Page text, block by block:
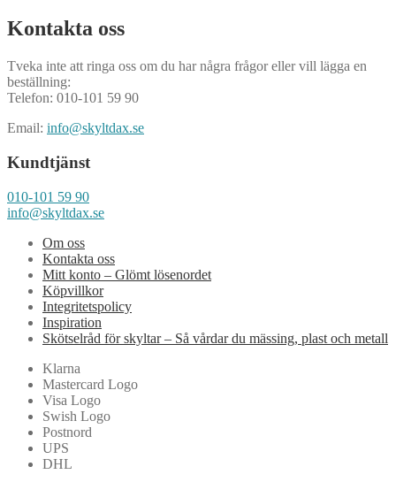
Kontakta oss
Tveka inte att ringa oss om du har några frågor eller vill lägga en
beställning:
Telefon: 010-101 59 90
Email: info@skyltdax.se
Kundtjänst
010-101 59 90
info@skyltdax.se
Om oss
Kontakta oss
Mitt konto – Glömt lösenordet
Köpvillkor
Integritetspolicy
Inspiration
Skötselråd för skyltar – Så vårdar du mässing, plast och metall
Klarna
Mastercard Logo
Visa Logo
Swish Logo
Postnord
UPS
DHL